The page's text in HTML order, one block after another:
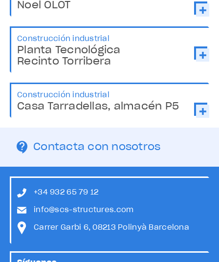
Noel OLOT
Construcción industrial
Planta Tecnológica
Recinto Torribera
Construcción industrial
Casa Tarradellas, almacén P5
Contacta con nosotros
+34 932 65 79 12
info@scs-structures.com
Carrer Garbi 6, 08213 Polinyà Barcelona